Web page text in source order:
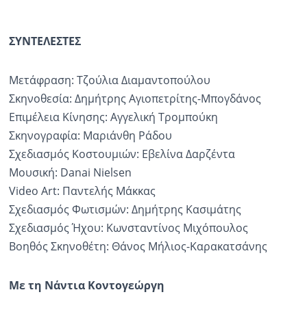
ΣΥΝΤΕΛΕΣΤΕΣ
Μετάφραση: Τζούλια Διαμαντοπούλου
Σκηνοθεσία: Δημήτρης Αγιοπετρίτης-Μπογδάνος
Επιμέλεια Κίνησης: Αγγελική Τρομπούκη
Σκηνογραφία: Μαριάνθη Ράδου
Σχεδιασμός Κοστουμιών: Εβελίνα Δαρζέντα
Μουσική: Danai Nielsen
Video Art: Παντελής Μάκκας
Σχεδιασμός Φωτισμών: Δημήτρης Κασιμάτης
Σχεδιασμός Ήχου: Κωνσταντίνος Μιχόπουλος
Βοηθός Σκηνοθέτη: Θάνος Μήλιος-Καρακατσάνης
Με τη Νάντια Κοντογεώργη